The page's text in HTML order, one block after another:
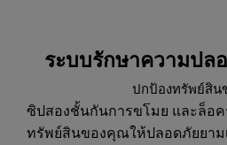
ระบบรักษาความปล
ปกป้องทรัพย์สิ
ซิปสองชั้นกันการขโมย และล็อค
ทรัพย์สินของคุณให้ปลอดภัยยาม